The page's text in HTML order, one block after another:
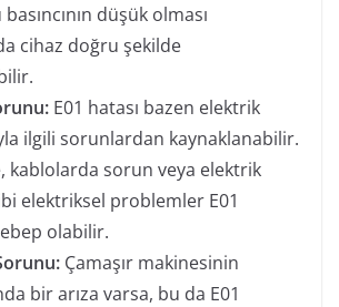
düşük olması
cihaz doğru şekilde
E01 hatası bazen elektrik
ilgili sorunlardan kaynaklanabilir.
kablolarda sorun veya elektrik
elektriksel problemler E01
olabilir.
Çamaşır makinesinin
bir arıza varsa, bu da E01